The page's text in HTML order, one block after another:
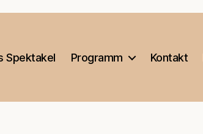
Spektakel Programm Kontakt